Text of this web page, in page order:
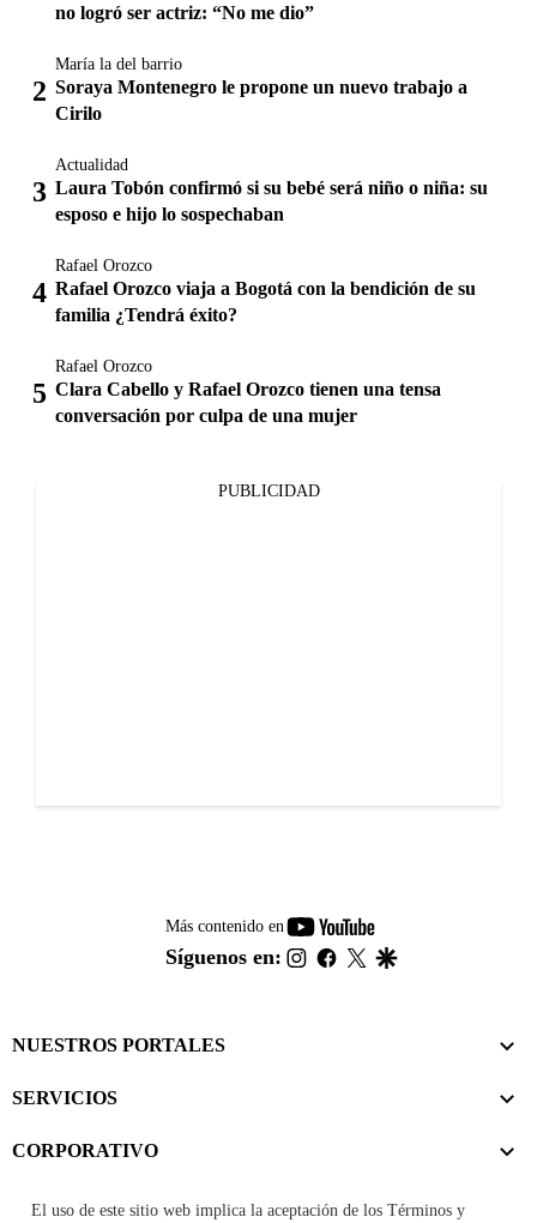
no logró ser actriz: “No me dio”
María la del barrio
Soraya Montenegro le propone un nuevo trabajo a
Cirilo
Actualidad
Laura Tobón confirmó si su bebé será niño o niña: su
esposo e hijo lo sospechaban
Rafael Orozco
Rafael Orozco viaja a Bogotá con la bendición de su
familia ¿Tendrá éxito?
Rafael Orozco
Clara Cabello y Rafael Orozco tienen una tensa
conversación por culpa de una mujer
PUBLICIDAD
Más contenido en
youtube-
footer
Síguenos en: instagram
facebook
twitter
NUESTROS PORTALES
SERVICIOS
CORPORATIVO
El uso de este sitio web implica la aceptación de los Términos y